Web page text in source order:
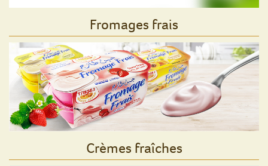
Fromages frais
Crèmes fraîches